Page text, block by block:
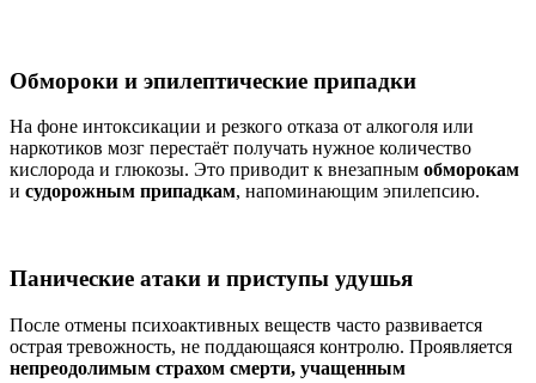
Обмороки и эпилептические припадки
На фоне интоксикации и резкого отказа от алкоголя или
наркотиков мозг перестаёт получать нужное количество
кислорода и глюкозы. Это приводит к внезапным обморокам
и судорожным припадкам, напоминающим эпилепсию.
Панические атаки и приступы удушья
После отмены психоактивных веществ часто развивается
острая тревожность, не поддающаяся контролю. Проявляется
непреодолимым страхом смерти, учащенным